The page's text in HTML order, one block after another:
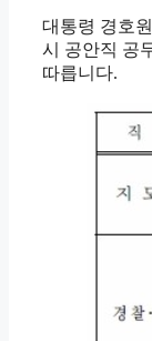
대통령 경호
시 공안직 공
따릅니다.